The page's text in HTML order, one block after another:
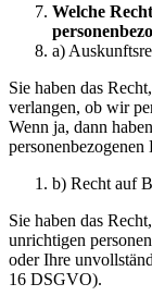
Welche
a)
Sie haben das
verlangen, ob wir
Wenn ja, dann
b) Recht auf
Sie haben das
unrichtigen
oder Ihre
16 DSGVO).